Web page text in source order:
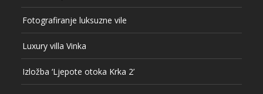
Fotografiranje luksuzne vile
Luxury villa Vinka
Izložba ‘Ljepote otoka Krka 2’